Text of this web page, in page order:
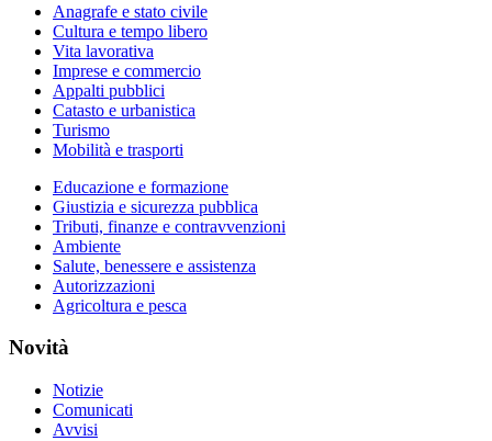
Anagrafe e stato civile
Cultura e tempo libero
Vita lavorativa
Imprese e commercio
Appalti pubblici
Catasto e urbanistica
Turismo
Mobilità e trasporti
Educazione e formazione
Giustizia e sicurezza pubblica
Tributi, finanze e contravvenzioni
Ambiente
Salute, benessere e assistenza
Autorizzazioni
Agricoltura e pesca
Novità
Notizie
Comunicati
Avvisi